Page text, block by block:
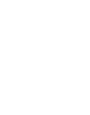
van bronnen en